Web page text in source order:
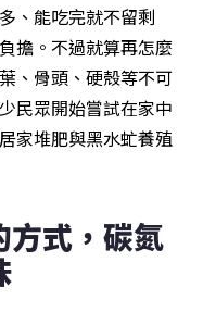
、能吃完就不留剩
擔。不過就算再怎麼
、骨頭、硬殼等不可
民眾開始嘗試在家中
家堆肥與黑水虻養殖
方式，碳氮